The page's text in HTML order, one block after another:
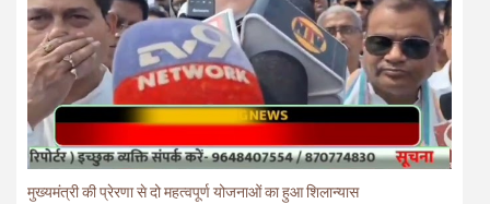
मुख्यमंत्री की प्रेरणा से दो महत्वपूर्ण योजनाओं का हुआ शिलान्यास